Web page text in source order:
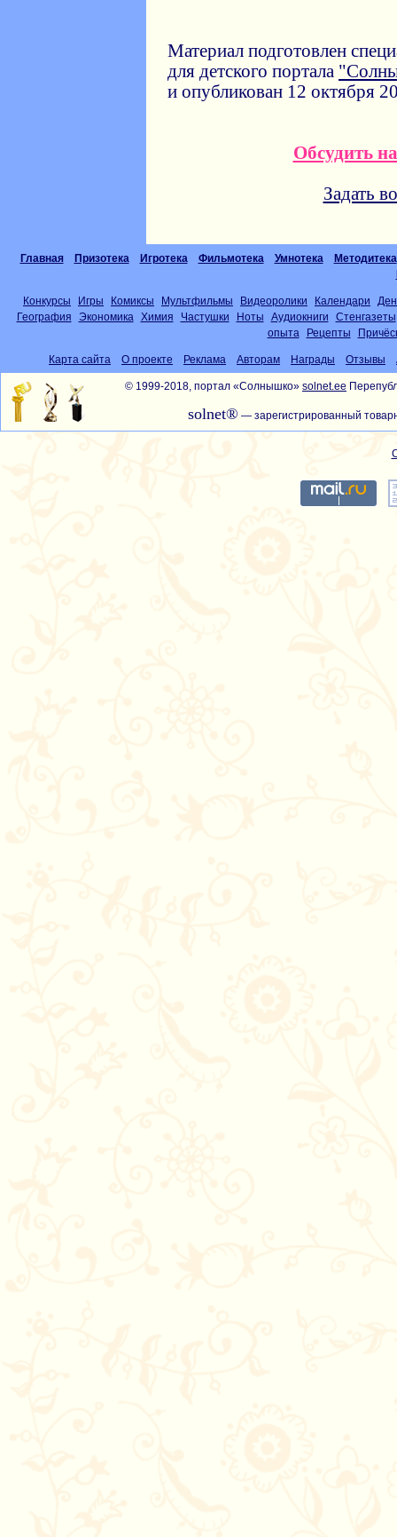
Материал подготовлен
для детского портала
и опубликован 12 октября
Обсудить
Задать
Главная Призотека Игротека Фильмотека Умнотека
Методитека
Конкурсы Игры Комиксы Мультфильмы Видеоролики Календари
География
Экономика Химия Частушки Ноты Аудиокниги
Стенгазеты
опыта
Рецепты
Карта сайта О проекте Реклама Авторам Награды Отзывы
© 1999-2018, портал «Солнышко» solnet.ee
solnet® — зарегистрированный